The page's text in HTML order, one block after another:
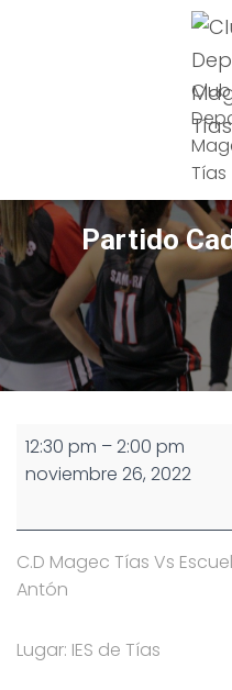
Club
Tías
Partido
Partido
Cadete
12:30 pm –2:00 pm
noviembre 26, 2022
C.D Magec Tías Vs
Antón
Lugar: IES de Tías